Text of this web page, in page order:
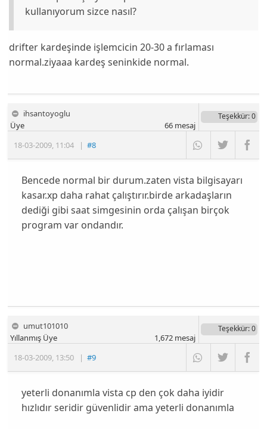
kullanıyorum sizce nasıl?
drifter kardeşinde işlemcicin 20-30 a fırlaması
normal.ziyaaa kardeş seninkide normal.
ihsantoyoglu
18-03-2009, 11:04 |#8
Üye
Teşekkür: 0
66mesaj
Bencede normal bir durum.zaten vista bilgisayarı
kasar.xp daha rahat çalıştırır.birde arkadaşların
dediği gibi saat simgesinin orda çalışan birçok
program var ondandır.
umut101010
18-03-2009, 13:50 |#9
Yıllanmış Üye
Teşekkür: 0
1,672mesaj
yeterli donanımla vista cp den çok daha iyidir
hızlıdır seridir güvenlidir ama yeterli donanımla